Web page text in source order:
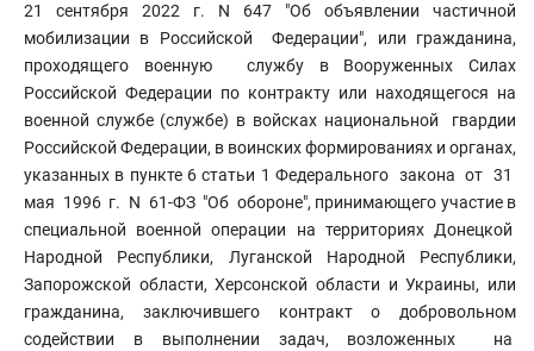
21 сентября 2022 г. N 647 "Об объявлении частичной
мобилизации в Российской
Федерации", или гражданина,
проходящего военную
службу в Вооруженных Силах
Российской Федерации по контракту или находящегося на
военной службе (службе) в войсках национальной гвардии
Российской Федерации, в воинских формированиях и органах,
указанных в пункте 6 статьи 1 Федерального закона от 31
мая 1996 г. N 61-ФЗ "Об обороне", принимающего участие в
специальной военной операции на территориях Донецкой
Народной Республики, Луганской Народной Республики,
Запорожской области, Херсонской области и Украины, или
гражданина, заключившего контракт о добровольном
содействии в выполнении задач, возложенных на